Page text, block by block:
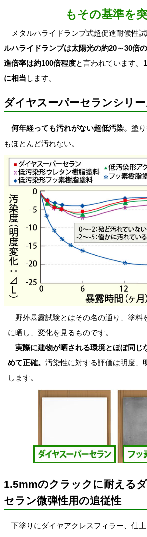
もその基準を
メタルハライドランプ式超促進耐候性
ルハライドランプは太陽光の約20～30倍
進倍率は約100倍程度と言われています。
に相当 します。
ダイヤスーパーセランシリ
何年経っても汚れがない超低汚染。 塗
もほとんど汚れない。
野外暴露試験とはその名の通り、塗料
に晒し、変化を見るものです。
実際に建物が晒される環境とほぼ同じ
めて正確。 汚染性に対する評価は明度、
します。
1.5mmのクラックに耐える
セラン微弾性用の追従性
下塗りにダイヤアクレスフィラー、仕